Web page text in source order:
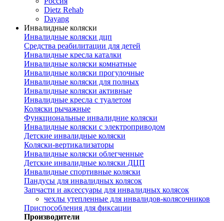
Dietz Rehab
Dayang
Инвалидные коляски
Инвалидные коляски дцп
Средства реабилитации для детей
Инвалидные кресла каталки
Инвалидные коляски комнатные
Инвалидные коляски прогулочные
Инвалидные коляски для полных
Инвалидные коляски активные
Инвалидные кресла с туалетом
Коляски рычажные
Функциональные инвалидние коляски
Инвалидные коляски с электроприводом
Детские инвалидные коляски
Коляски-вертикализаторы
Инвалидные коляски облегченные
Детские инвалидные коляски ДЦП
Инвалидные спортивные коляски
Пандусы для инвалидных колясок
Запчасти и аксессуары для инвалидных колясок
чехлы утепленные для инвалидов-колясочников
Приспособления для фиксации
Производители